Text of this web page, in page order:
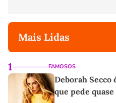
Mais Lidas
1 FAMOSOS
Deborah Secco
que pede